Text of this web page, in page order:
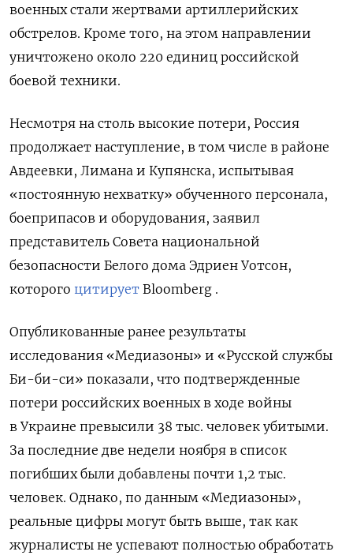
военных стали жертвами артиллерийских
обстрелов. Кроме того, на этом направлении
уничтожено около 220 единиц российской
боевой техники.
Несмотря на столь высокие потери, Россия
продолжает наступление, в том числе в районе
Авдеевки, Лимана и Купянска, испытывая
«постоянную нехватку» обученного персонала,
боеприпасов и оборудования, заявил
представитель Совета национальной
безопасности Белого дома Эдриен Уотсон,
которого цитирует Bloomberg .
Опубликованные ранее результаты
исследования «Медиазоны» и «Русской службы
Би-би-си» показали, что подтвержденные
потери российских военных в ходе войны
в Украине превысили 38 тыс. человек убитыми.
За последние две недели ноября в список
погибших были добавлены почти 1,2 тыс.
человек. Однако, по данным «Медиазоны»,
реальные цифры могут быть выше, так как
журналисты не успевают полностью обработать